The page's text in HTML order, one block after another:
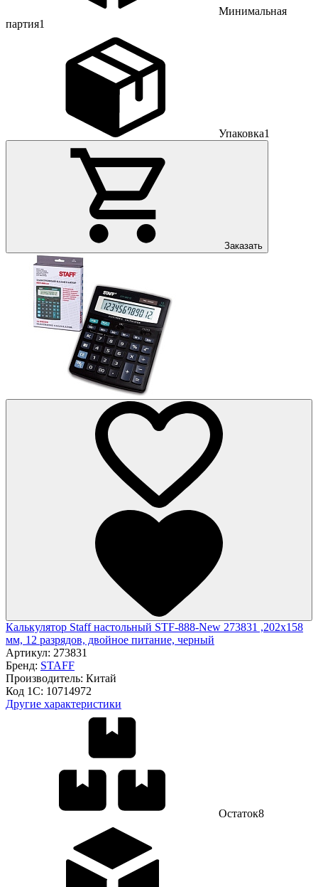
Минимальная
партия1
Упаковка1
Заказать
Калькулятор Staff настольный STF-888-New 273831 ,202x158
мм, 12 разрядов, двойное питание, черный
Артикул: 273831
Бренд: STAFF
Производитель: Китай
Код 1С: 10714972
Другие характеристики
Остаток8